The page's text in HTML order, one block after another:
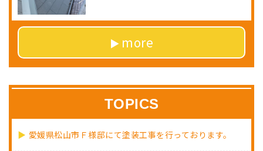
more
TOPICS
愛媛県松山市Ｆ様邸にて塗装工事を行っております。